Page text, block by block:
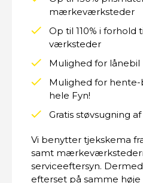
mærkeværksteder
Op til 110% i forhold
værksteder
Mulighed for lånebil
Mulighed for hente-
hele Fyn!
Gratis støvsugning
Vi benytter tjekskema
samt
serviceeftersyn.
efterset på samme